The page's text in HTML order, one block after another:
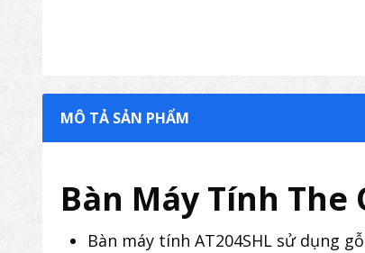
MÔ TẢ SẢN PHẨM
Bàn Máy Tính The
Bàn máy tính AT204SHL sử dụng